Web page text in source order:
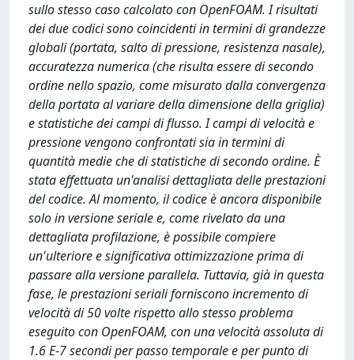
sullo stesso caso calcolato con OpenFOAM. I risultati
dei due codici sono coincidenti in termini di grandezze
globali (portata, salto di pressione, resistenza nasale),
accuratezza numerica (che risulta essere di secondo
ordine nello spazio, come misurato dalla convergenza
della portata al variare della dimensione della griglia)
e statistiche dei campi di flusso. I campi di velocità e
pressione vengono confrontati sia in termini di
quantità medie che di statistiche di secondo ordine. È
stata effettuata un'analisi dettagliata delle prestazioni
del codice. Al momento, il codice è ancora disponibile
solo in versione seriale e, come rivelato da una
dettagliata profilazione, è possibile compiere
un'ulteriore e significativa ottimizzazione prima di
passare alla versione parallela. Tuttavia, già in questa
fase, le prestazioni seriali forniscono incremento di
velocità di 50 volte rispetto allo stesso problema
eseguito con OpenFOAM, con una velocità assoluta di
1.6 E-7 secondi per passo temporale e per punto di